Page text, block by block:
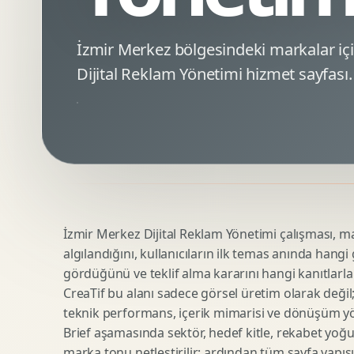
Minimal Logo Tasarimi
Amblem Tasarimi
Logo Revizyonu
Tipografik Logo Tasarimi
Startup Logo Tasarimi
Google Ads Reklam Tasarimi
Kampanya Stratejisi
Performans Reklam Kreatifleri
SEO Denetimi
E Ticaret SEO
Urun Gorsellestirme
3D Reklam Gorseli
Cgi Kampanya Gorseli
Motion 3D
3D Karakter Tasarimi
İzmir Merkez bölgesindeki markalar
Dijital Reklam Yönetimi hizmet sayfası.
İzmir Merkez Dijital Reklam Yönetimi çalışması,
algılandığını, kullanıcıların ilk temas anında
gördüğünü ve teklif alma kararını hangi
CreaTif bu alanı sadece görsel üretim olarak
teknik performans, içerik mimarisi ve dönüşüm
Brief aşamasında sektör, hedef kitle, rekabet